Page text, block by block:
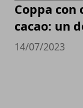
Coppa
cacao: un
14/07/2023